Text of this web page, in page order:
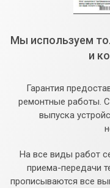
Мы используем
и
Гарантия
ремонтные работы.
выпуска
На все виды работ
приема-передачи
прописываются все